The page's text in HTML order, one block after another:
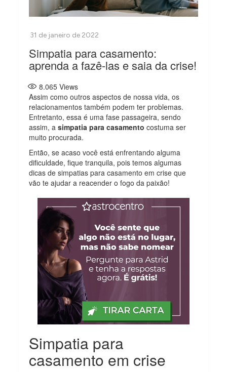
Simpatia para casamento:
aprenda a fazê-las e saia da crise!
8.065 Views
Assim como outros aspectos de nossa vida, os
relacionamentos também podem ter problemas.
Entretanto, essa é uma fase passageira, sendo
assim, asimpatia para casamento costuma ser
muito procurada.
Então, se acaso você está enfrentando alguma
dificuldade, fique tranquila, pois temos algumas
dicas de simpatias para casamento em crise que
vão te ajudar a reacender o fogo da paixão!
Simpatia para
casamento em crise